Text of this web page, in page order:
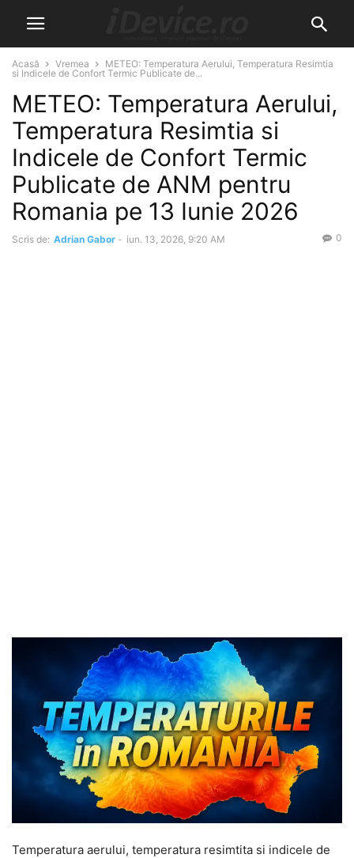
Acasă Vremea
METEO: Temperatura Aerului, Temperatura Resimtia
si Indicele de Confort Termic Publicate de...
METEO: Temperatura Aerului,
Temperatura Resimtia si
Indicele de Confort Termic
Publicate de ANM pentru
Romania pe 13 Iunie 2026
Scris de: Adrian Gabor - iun. 13, 2026, 9:20 AM 0
Temperatura aerului, temperatura resimtita si indicele de